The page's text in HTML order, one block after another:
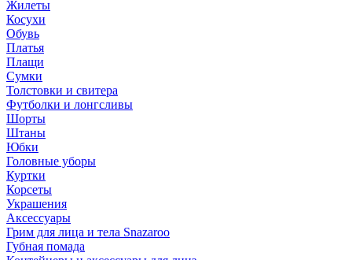
Жилеты
Косухи
Обувь
Платья
Плащи
Сумки
Толстовки и свитера
Футболки и лонгсливы
Шорты
Штаны
Юбки
Головные уборы
Куртки
Корсеты
Украшения
Аксессуары
Грим для лица и тела Snazaroo
Губная помада